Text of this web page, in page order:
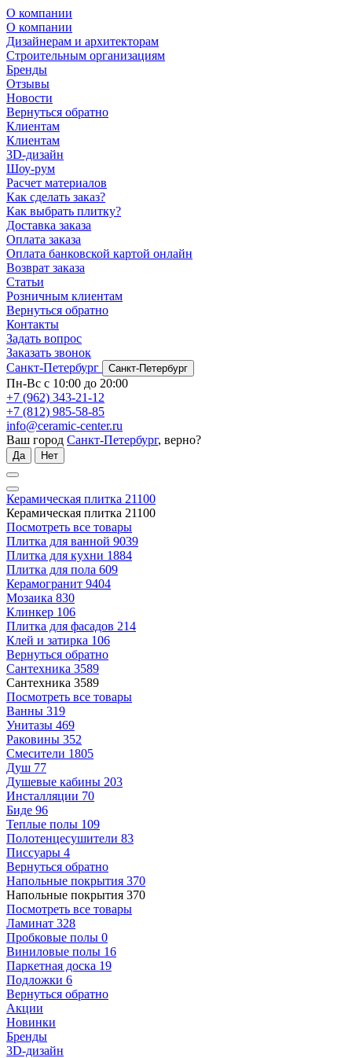
О компании
О компании
Дизайнерам и архитекторам
Строительным организациям
Бренды
Отзывы
Новости
Вернуться обратно
Клиентам
Клиентам
3D-дизайн
Шоу-рум
Расчет материалов
Как сделать заказ?
Как выбрать плитку?
Доставка заказа
Оплата заказа
Оплата банковской картой онлайн
Возврат заказа
Статьи
Розничным клиентам
Вернуться обратно
Контакты
Задать вопрос
Заказать звонок
Санкт-Петербург
Санкт-Петербург
Пн-Вс с 10:00 до 20:00
+7 (962) 343-21-12
+7 (812) 985-58-85
info@ceramic-center.ru
Ваш город Санкт-Петербург, верно?
Да Нет
Керамическая плитка 21100
Керамическая плитка 21100
Посмотреть все товары
Плитка для ванной 9039
Плитка для кухни 1884
Плитка для пола 609
Керамогранит 9404
Мозаика 830
Клинкер 106
Плитка для фасадов 214
Клей и затирка 106
Вернуться обратно
Сантехника 3589
Сантехника 3589
Посмотреть все товары
Ванны 319
Унитазы 469
Раковины 352
Смесители 1805
Душ 77
Душевые кабины 203
Инсталляции 70
Биде 96
Теплые полы 109
Полотенцесушители 83
Писсуары 4
Вернуться обратно
Напольные покрытия 370
Напольные покрытия 370
Посмотреть все товары
Ламинат 328
Пробковые полы 0
Виниловые полы 16
Паркетная доска 19
Подложки 6
Вернуться обратно
Акции
Новинки
Бренды
3D-дизайн